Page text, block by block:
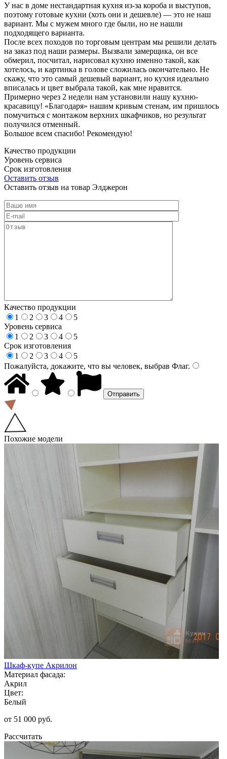
У нас в доме нестандартная кухня из-за короба и выступов,
поэтому готовые кухни (хоть они и дешевле) — это не наш
вариант. Мы с мужем много где были, но не нашли
подходящего варианта.
После всех походов по торговым центрам мы решили делать
на заказ под наши размеры. Вызвали замерщика, он все
обмерил, посчитал, нарисовал кухню именно такой, как
хотелось, и картинка в голове сложилась окончательно. Не
скажу, что это самый дешевый вариант, но кухня идеально
вписалась и цвет выбрала такой, как мне нравится.
Примерно через 2 недели нам установили нашу кухню-
красавицу! «Благодаря» нашим кривым стенам, им пришлось
помучиться с монтажом верхних шкафчиков, но результат
получился отменный.
Большое всем спасибо! Рекомендую!
Качество продукции
Уровень сервиса
Срок изготовления
Оставить отзыв
Оставить отзыв на товар Элджерон
Качество продукции
1
2 3 4
5
Уровень сервиса
1
2 3 4
5
Срок изготовления
1
2 3 4
5
Пожалуйста, докажите, что вы человек, выбрав Флаг.
Похожие модели
Шкаф-купе Акрилон
Материал фасада:
Акрил
Цвет:
Белый
от 51 000 руб.
Рассчитать